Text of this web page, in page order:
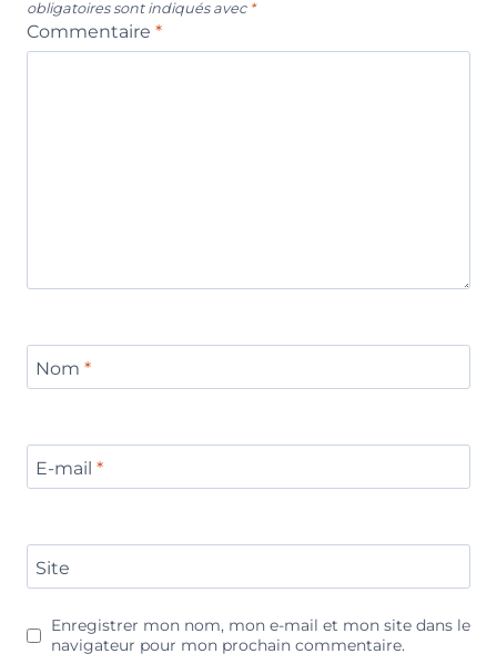
obligatoires sont indiqués avec *
Commentaire *
Nom *
E-mail *
Site
Enregistrer mon nom, mon e-mail et mon site dans le
navigateur pour mon prochain commentaire.